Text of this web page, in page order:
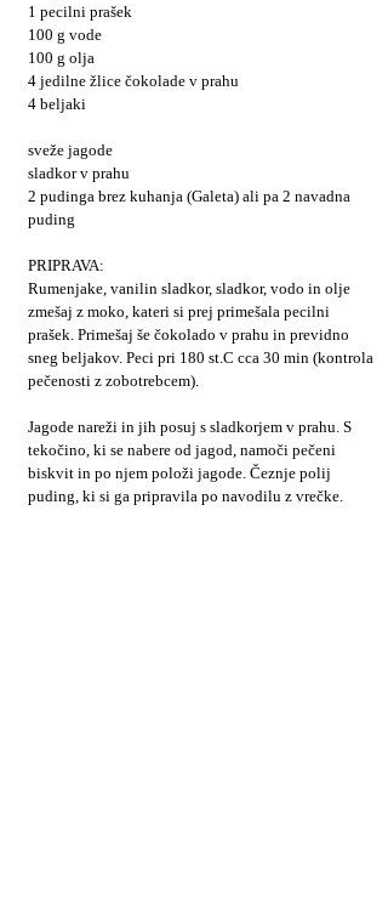
1 pecilni prašek
100 g vode
100 g olja
4 jedilne žlice čokolade v prahu
4 beljaki
sveže jagode
sladkor v prahu
2 pudinga brez kuhanja (Galeta) ali pa 2 navadna
puding
PRIPRAVA:
Rumenjake, vanilin sladkor, sladkor, vodo in olje
zmešaj z moko, kateri si prej primešala pecilni
prašek. Primešaj še čokolado v prahu in previdno
sneg beljakov. Peci pri 180 st.C cca 30 min (kontrola
pečenosti z zobotrebcem).
Jagode nareži in jih posuj s sladkorjem v prahu. S
tekočino, ki se nabere od jagod, namoči pečeni
biskvit in po njem položi jagode. Čeznje polij
puding, ki si ga pripravila po navodilu z vrečke.